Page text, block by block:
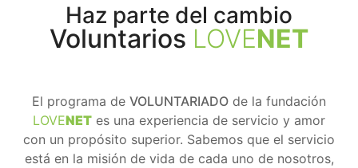
Haz parte del cambio
Voluntarios LOVENET
El programa de VOLUNTARIADO de la fundación
LOVENET es una experiencia de servicio y amor
con un propósito superior. Sabemos que el servicio
está en la misión de vida de cada uno de nosotros,